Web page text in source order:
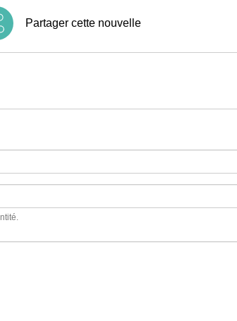
Partager cette nouvelle